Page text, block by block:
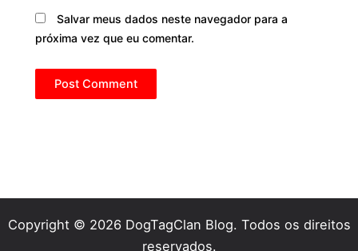
Salvar meus dados neste navegador para a
próxima vez que eu comentar.
Copyright © 2026 DogTagClan Blog. Todos os direitos
reservados.